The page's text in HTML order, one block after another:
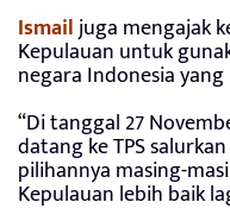
Ismailjuga mengajak
Kepulauan untuk
negara Indonesia yang
“Di tanggal 27
datang ke TPS
pilihannya masing-
Kepulauan lebih baik